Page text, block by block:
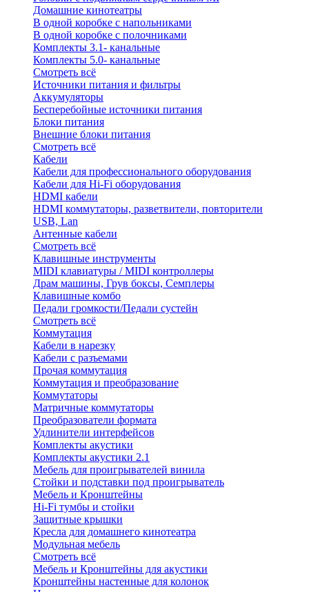
Домашние кинотеатры
В одной коробке с напольниками
В одной коробке с полочниками
Комплекты 3.1- канальные
Комплекты 5.0- канальные
Смотреть всё
Источники питания и фильтры
Аккумуляторы
Бесперебойные источники питания
Блоки питания
Внешние блоки питания
Смотреть всё
Кабели
Кабели для профессионального оборудования
Кабели для Hi-Fi оборудования
HDMI кабели
HDMI коммутаторы, разветвители, повторители
USB, Lan
Антенные кабели
Смотреть всё
Клавишные инструменты
MIDI клавиатуры / MIDI контроллеры
Драм машины, Грув боксы, Семплеры
Клавишные комбо
Педали громкости/Педали сустейн
Смотреть всё
Коммутация
Кабели в нарезку
Кабели с разъемами
Прочая коммутация
Коммутация и преобразование
Коммутаторы
Матричные коммутаторы
Преобразователи формата
Удлинители интерфейсов
Комплекты акустики
Комплекты акустики 2.1
Мебель для проигрывателей винила
Стойки и подставки под проигрыватель
Мебель и Кронштейны
Hi-Fi тумбы и стойки
Защитные крышки
Кресла для домашнего кинотеатра
Модульная мебель
Смотреть всё
Мебель и Кронштейны для акустики
Кронштейны настенные для колонок